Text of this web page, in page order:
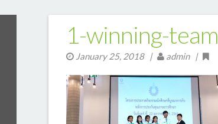
1-winning-team
January 25, 2018| admin |